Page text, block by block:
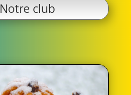
Notre club